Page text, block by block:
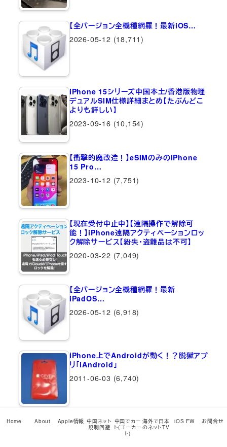
【全バージョン全機種網羅！最新iOS…
2026-05-12 (18,711)
iPhone 15シリーズ中国本土/香港版物理
デュアルSIM仕様詳細まとめ【たぶんどこ
よりも詳しい】
2023-09-16 (10,154)
【衝撃的魔改造！】eSIMのみのiPhone
15 Pro…
2023-10-12 (7,751)
【現在受付中止中】【遠隔操作で解除可
能！】iPhone遠隔アクティベーションロッ
ク解除サービス【紛失・盗難品は不可】
2020-03-22 (7,049)
【全バージョン全機種網羅！最新
iPadOS…
2026-05-12 (6,918)
iPhone上でAndroidが動く！？脱獄アプ
リ「iAndroid」
2011-06-03 (6,740)
iPhone 16シリーズ中国本土/香港版物理
デュアルSIM仕様詳細まとめ【たぶんどこ
Home About Apple情報 中国ネット
規制回避
中国でカー
ト(ゴーカー
ト)
海外で日本
のネットTV
iOS FW お問合せ